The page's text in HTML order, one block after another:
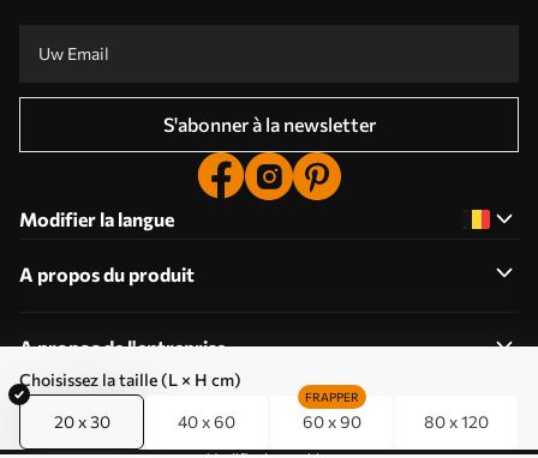
Choisissez la taille (L × H cm)
20 x 30 40 x 60 60 x 90
FRAPPER
80 x 120
S'abonner à la newsletter
Modifier la langue
A propos du produit
A propos de l'entreprise